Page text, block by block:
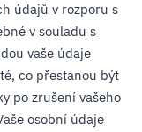
údajů v rozporu s
v souladu s
vaše údaje
co přestanou být
po zrušení vašeho
osobní údaje